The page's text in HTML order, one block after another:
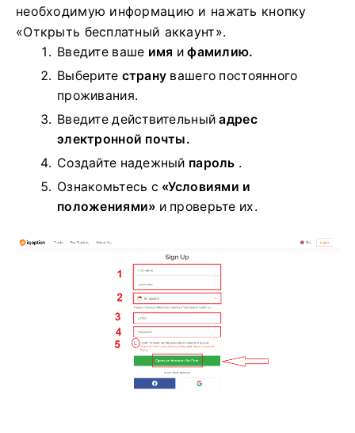
необходимую информацию и нажать кнопку
«Открыть бесплатный аккаунт».
Введите ваше имя ифамилию.
Выберите страну вашего постоянного
проживания.
Введите действительныйадрес
электронной почты.
Создайте надежный пароль .
Ознакомьтесь с «Условиями и
положениями» и проверьте их.